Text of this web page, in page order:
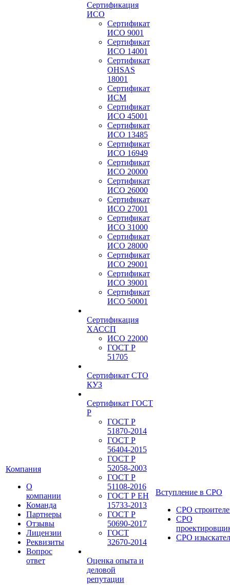
Компания
О
компании
Команда
Партнеры
Отзывы
Лицензии
Реквизиты
Вопрос
ответ
Сертификация
ИСО
Сертификат
ИСО 9001
Сертификат
ИСО 14001
Сертификат
OHSAS
18001
Сертификат
ИСМ
Сертификат
ИСО 45001
Сертификат
ИСО 13485
Сертификат
ИСО 16949
Сертификат
ИСО 20000
Сертификат
ИСО 26000
Сертификат
ИСО 27001
Сертификат
ИСО 31000
Сертификат
ИСО 28000
Сертификат
ИСО 29001
Сертификат
ИСО 39001
Сертификат
ИСО 50001
Сертификация
ХАССП
ИСО 22000
ГОСТ Р
51705
Сертификат СТО
КУЗ
Сертификат ГОСТ
Р
ГОСТ Р
51870-2014
ГОСТ Р
56404-2015
ГОСТ Р
52058-2003
ГОСТ Р
51108-2016
ГОСТ Р ЕН
15733-2013
ГОСТ Р
50690-2017
ГОСТ
32670-2014
Оценка опыта и
деловой
репутации
Вступление в СРО
СРО
СРО
СРО